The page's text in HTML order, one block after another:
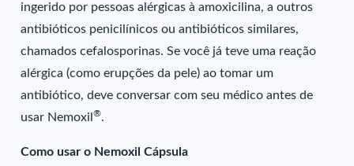
ingerido por pessoas alérgicas à amoxicilina, a outros
antibióticos penicilínicos ou antibióticos similares,
chamados cefalosporinas. Se você já teve uma reação
alérgica (como erupções da pele) ao tomar um
antibiótico, deve conversar com seu médico antes de
usar Nemoxil®.
Como usar o Nemoxil Cápsula